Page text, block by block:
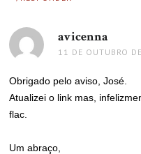
avicenna
11 DE OUTUBRO
Obrigado pelo aviso, José.
Atualizei o link mas,
flac.
Um abraço,